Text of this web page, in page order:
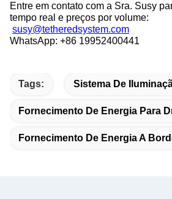
Entre em contato com a Sra. Susy
tempo real e preços por volume:
susy@tetheredsystem.com
WhatsApp: +86 19952400441
Tags: Sistema De
Fornecimento De Energia Para
Fornecimento De Energia A